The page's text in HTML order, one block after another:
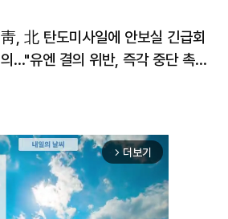
靑, 北 탄도미사일에 안보실 긴급회
의…"유엔 결의 위반, 즉각 중단 촉
arrow_forward_ios 더보기